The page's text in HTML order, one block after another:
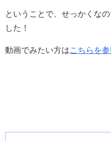
ということで、せっかくな
した！
動画でみたい方はこちらを